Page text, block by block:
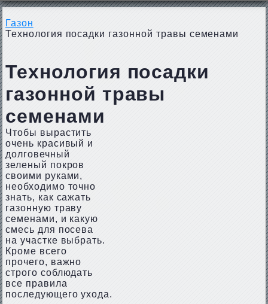
Газон
Технология посадки газонной травы семенами
Технология посадки
газонной травы
семенами
Чтобы вырастить
очень красивый и
долговечный
зеленый покров
своими руками,
необходимо точно
знать, как сажать
газонную траву
семенами, и какую
смесь для посева
на участке выбрать.
Кроме всего
прочего, важно
строго соблюдать
все правила
последующего ухода.